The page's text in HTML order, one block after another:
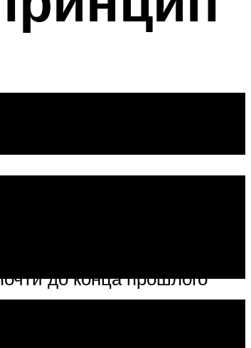
ВАЗ, таких как
до конца прошлого